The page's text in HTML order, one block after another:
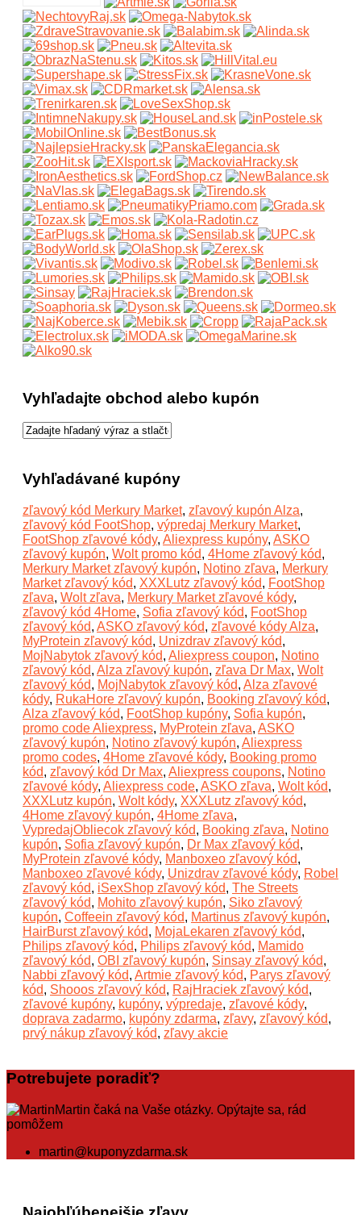
Vyhľadajte obchod alebo kupón
Vyhľadávané kupóny
zľavový kód Merkury Market, zľavový kupón Alza,
zľavový kód FootShop, výpredaj Merkury Market,
FootShop zľavové kódy, Aliexpress kupóny, ASKO
zľavový kupón, Wolt promo kód, 4Home zľavový kód,
Merkury Market zľavový kupón, Notino zľava, Merkury
Market zľavový kód, XXXLutz zľavový kód, FootShop
zľava, Wolt zľava, Merkury Market zľavové kódy,
zľavový kód 4Home, Sofia zľavový kód, FootShop
zľavový kód, ASKO zľavový kód, zľavové kódy Alza,
MyProtein zľavový kód, Unizdrav zľavový kód,
MojNabytok zľavový kód, Aliexpress coupon, Notino
zľavový kód, Alza zľavový kupón, zľava Dr Max, Wolt
zľavový kód, MojNabytok zľavový kód, Alza zľavové
kódy, RukaHore zľavový kupón, Booking zľavový kód,
Alza zľavový kód, FootShop kupóny, Sofia kupón,
promo code Aliexpress, MyProtein zľava, ASKO
zľavový kupón, Notino zľavový kupón, Aliexpress
promo codes, 4Home zľavové kódy, Booking promo
kód, zľavový kód Dr Max, Aliexpress coupons, Notino
zľavové kódy, Aliexpress code, ASKO zľava, Wolt kód,
XXXLutz kupón, Wolt kódy, XXXLutz zľavový kód,
4Home zľavový kupón, 4Home zľava,
VypredajObliecok zľavový kód, Booking zľava, Notino
kupón, Sofia zľavový kupón, Dr Max zľavový kód,
MyProtein zľavové kódy, Manboxeo zľavový kód,
Manboxeo zľavové kódy, Unizdrav zľavové kódy, Robel
zľavový kód, iSexShop zľavový kód, The Streets
zľavový kód, Mohito zľavový kupón, Siko zľavový
kupón, Coffeein zľavový kód, Martinus zľavový kupón,
HairBurst zľavový kód, MojaLekaren zľavový kód,
Philips zľavový kód, Philips zľavový kód, Mamido
zľavový kód, OBI zľavový kupón, Sinsay zľavový kód,
Nabbi zľavový kód, Artmie zľavový kód, Parys zľavový
kód, Shooos zľavový kód, RajHraciek zľavový kód,
zľavové kupóny, kupóny, výpredaje, zľavové kódy,
doprava zadarmo, kupóny zdarma, zľavy, zľavový kód,
prvý nákup zľavový kód, zľavy akcie
Potrebujete poradiť?
Martin čaká na Vaše otázky. Opýtajte sa, rád
pomôžem
martin@kuponyzdarma.sk